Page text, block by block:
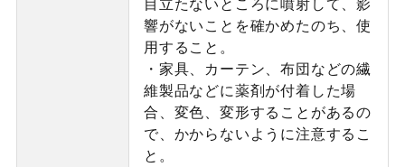
響がないことを確かめたのち、使
用すること。
・家具、カーテン、布団などの繊
維製品などに薬剤が付着した場
合、変色、変形することがあるの
で、かからないように注意するこ
と。